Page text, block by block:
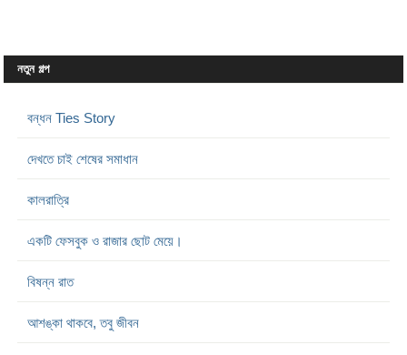
নতুন গল্প
বন্ধন Ties Story
দেখতে চাই শেষের সমাধান
কালরাত্রি
একটি ফেসবুক ও রাজার ছোট মেয়ে।
বিষন্ন রাত
আশঙ্কা থাকবে, তবু জীবন